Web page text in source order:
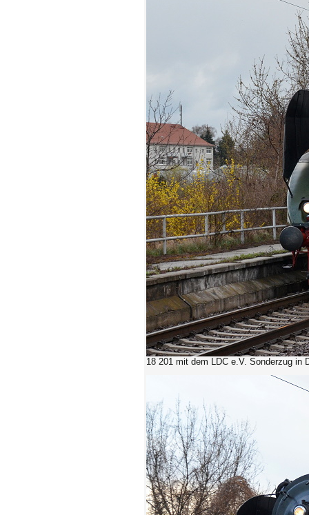
18 201 mit dem LDC e.V. Sonderzug in